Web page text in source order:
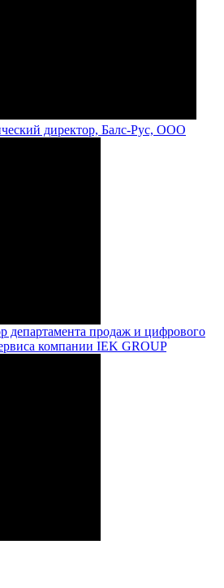
директор, Балс-Рус, ООО
департамента продаж и цифрового
компании IEK GROUP